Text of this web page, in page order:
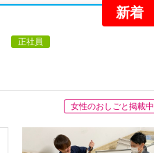
新着
正社員
女性のおしごと掲載中